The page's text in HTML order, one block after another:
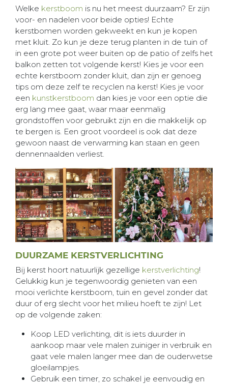
Welke kerstboom is nu het meest duurzaam? Er zijn
voor- en nadelen voor beide opties! Echte
kerstbomen worden gekweekt en kun je kopen
met kluit. Zo kun je deze terug planten in de tuin of
in een grote pot weer buiten op de patio of zelfs het
balkon zetten tot volgende kerst! Kies je voor een
echte kerstboom zonder kluit, dan zijn er genoeg
tips om deze zelf te recyclen na kerst! Kies je voor
een kunstkerstboom dan kies je voor een optie die
erg lang mee gaat, waar maar eenmalig
grondstoffen voor gebruikt zijn en die makkelijk op
te bergen is. Een groot voordeel is ook dat deze
gewoon naast de verwarming kan staan en geen
dennennaalden verliest.
DUURZAME KERSTVERLICHTING
Bij kerst hoort natuurlijk gezellige kerstverlichting!
Gelukkig kun je tegenwoordig genieten van een
mooi verlichte kerstboom, tuin en gevel zonder dat
duur of erg slecht voor het milieu hoeft te zijn! Let
op de volgende zaken:
Koop LED verlichting, dit is iets duurder in
aankoop maar vele malen zuiniger in verbruik en
gaat vele malen langer mee dan de ouderwetse
gloeilampjes.
Gebruik een timer, zo schakel je eenvoudig en